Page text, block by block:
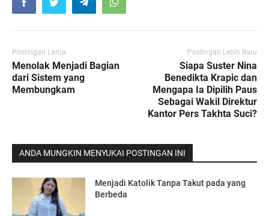
Postingan Lama
Menolak Menjadi Bagian
dari Sistem yang
Membungkam
Postingan Lebih Baru
Siapa Suster Nina
Benedikta Krapic dan
Mengapa Ia Dipilih Paus
Sebagai Wakil Direktur
Kantor Pers Takhta Suci?
ANDA MUNGKIN MENYUKAI POSTINGAN INI
Menjadi Katolik Tanpa Takut pada yang
Berbeda